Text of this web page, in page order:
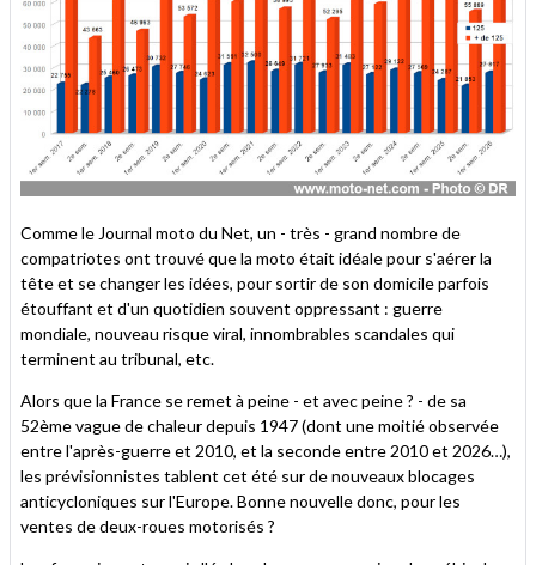
Comme le Journal moto du Net, un - très - grand nombre de
compatriotes ont trouvé que la moto était idéale pour s'aérer la
tête et se changer les idées, pour sortir de son domicile parfois
étouffant et d'un quotidien souvent oppressant : guerre
mondiale, nouveau risque viral, innombrables scandales qui
terminent au tribunal, etc.
Alors que la France se remet à peine - et avec peine ? - de sa
52ème vague de chaleur depuis 1947 (dont une moitié observée
entre l'après-guerre et 2010, et la seconde entre 2010 et 2026…),
les prévisionnistes tablent cet été sur de nouveaux blocages
anticycloniques sur l'Europe. Bonne nouvelle donc, pour les
ventes de deux-roues motorisés ?